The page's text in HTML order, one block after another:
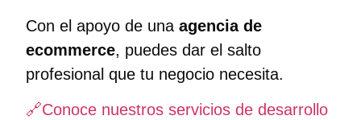
Con el apoyo de unaagencia de
ecommerce, puedes dar el salto
profesional que tu negocio necesita.
🔗Conoce nuestros servicios de desarrollo